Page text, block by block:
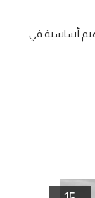
أساسية في